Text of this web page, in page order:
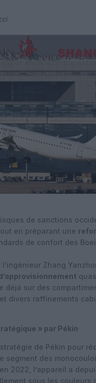
de sanctions
tout en préparant une
de confort des
Zhang
déjà sur des
divers raffinements
» par Pékin
de Pékin pour
segment des
2022, l’appareil a
sous les couleurs